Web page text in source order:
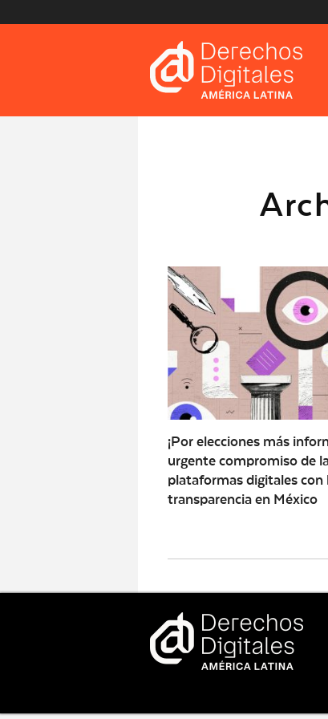
¡Por elecciones más
urgente compromiso de
plataformas digitales con
transparencia en México